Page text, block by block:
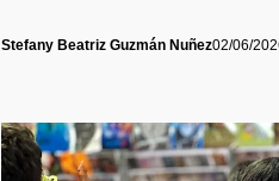
Stefany Beatriz Guzmán Nuñez02/06/